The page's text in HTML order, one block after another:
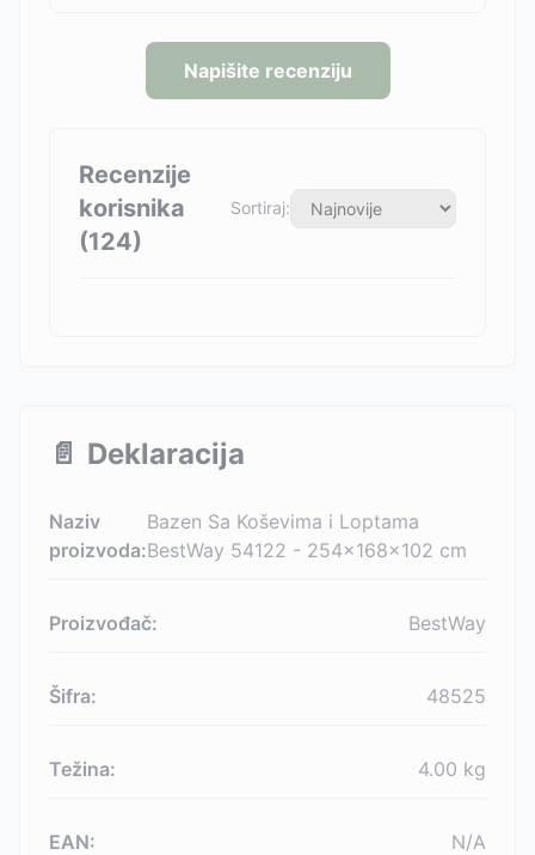
Napišite recenziju
Recenzije
korisnika
(124)
Sortiraj:
📄 Deklaracija
Naziv
proizvoda:
Bazen Sa Koševima i Loptama
BestWay 54122 - 254x168x102 cm
Proizvođač: BestWay
Šifra: 48525
Težina: 4.00 kg
EAN: N/A